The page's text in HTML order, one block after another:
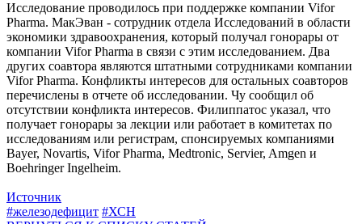
Исследование проводилось при поддержке компании Vifor
Pharma. МакЭван - сотрудник отдела Исследований в области
экономики здравоохранения, который получал гонорары от
компании Vifor Pharma в связи с этим исследованием. Два
других соавтора являются штатными сотрудниками компании
Vifor Pharma. Конфликты интересов для остальных соавторов
перечислены в отчете об исследовании. Чу сообщил об
отсутствии конфликта интересов. Филиппатос указал, что
получает гонорары за лекции или работает в комитетах по
исследованиям или регистрам, спонсируемых компаниями
Bayer, Novartis, Vifor Pharma, Medtronic, Servier, Amgen и
Boehringer Ingelheim.
Источник
#железодефицит #ХСН